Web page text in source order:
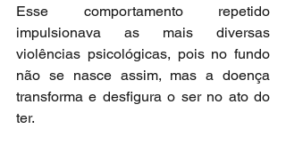
Esse comportamento repetido
impulsionava as mais diversas
violências psicológicas, pois no fundo
não se nasce assim, mas a doença
transforma e desfigura o ser no ato do
ter.